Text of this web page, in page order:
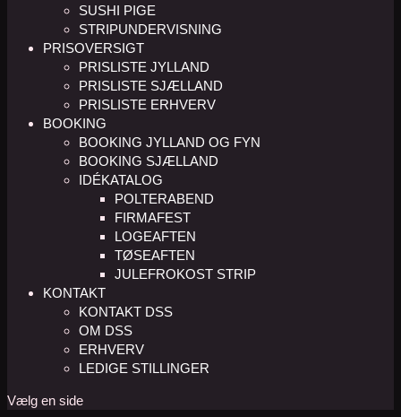
SUSHI PIGE
STRIPUNDERVISNING
PRISOVERSIGT
PRISLISTE JYLLAND
PRISLISTE SJÆLLAND
PRISLISTE ERHVERV
BOOKING
BOOKING JYLLAND OG FYN
BOOKING SJÆLLAND
IDÉKATALOG
POLTERABEND
FIRMAFEST
LOGEAFTEN
TØSEAFTEN
JULEFROKOST STRIP
KONTAKT
KONTAKT DSS
OM DSS
ERHVERV
LEDIGE STILLINGER
Vælg en side